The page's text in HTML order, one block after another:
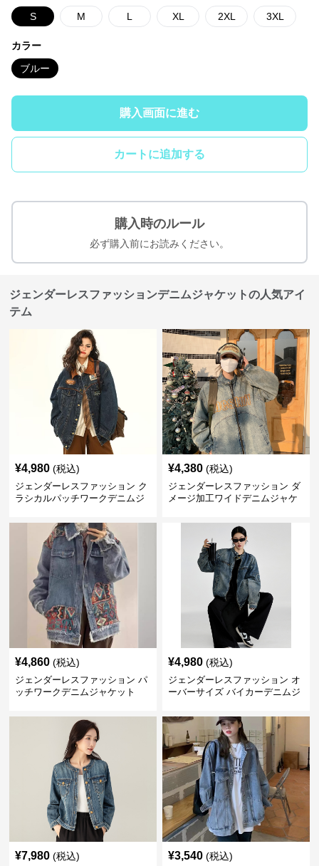
S M L XL 2XL 3XL
カラー
ブルー
購入画面に進む
カートに追加する
購入時のルール
必ず購入前にお読みください。
ジェンダーレスファッションデニムジャケットの人気アイ
テム
¥4,980 (税込)
ジェンダーレスファッション ク
ラシカルパッチワークデニムジ
¥4,380 (税込)
ジェンダーレスファッション ダ
メージ加工ワイドデニムジャケ
¥4,860 (税込)
ジェンダーレスファッション パ
ッチワークデニムジャケット
¥4,980 (税込)
ジェンダーレスファッション オ
ーバーサイズ バイカーデニムジ
¥7,980 (税込) ¥3,540 (税込)